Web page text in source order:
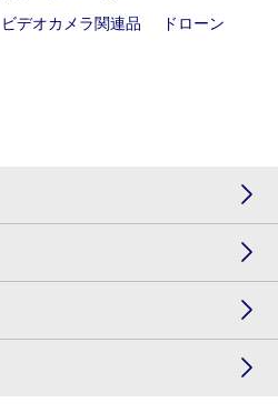
ビデオカメラ関連品
ドローン